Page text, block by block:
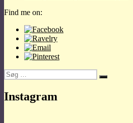
Find me on:
Søg
efter:
Søg
Instagram